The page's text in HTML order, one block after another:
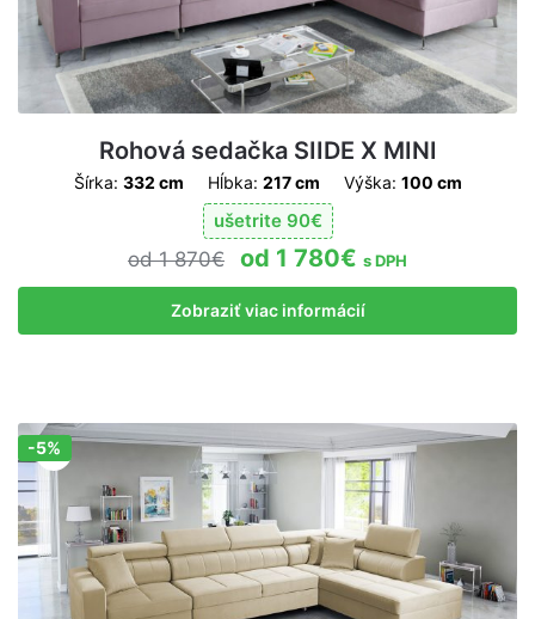
Rohová sedačka SIIDE X MINI
Šírka: 332 cm Hĺbka: 217 cm Výška: 100 cm
ušetrite 90€
1 870€ 1 780€ s DPH
Zobraziť viac informácií
Zľava!
-5%